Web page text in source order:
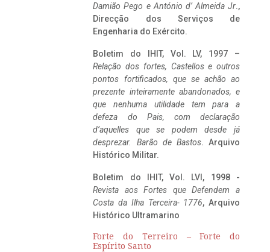
Damião Pego e António d’ Almeida Jr.,
Direcção dos Serviços de
Engenharia do Exército.
Boletim do IHIT, Vol. LV, 1997 –
Relação dos fortes, Castellos e outros
pontos fortificados, que se achão ao
prezente inteiramente abandonados, e
que nenhuma utilidade tem para a
defeza do Pais, com declaração
d’aquelles que se podem desde já
desprezar. Barão de Bastos. Arquivo
Histórico Militar.
Boletim do IHIT, Vol. LVI, 1998 -
Revista aos Fortes que Defendem a
Costa da Ilha Terceira- 1776, Arquivo
Histórico Ultramarino
Forte do Terreiro – Forte do
Espírito Santo